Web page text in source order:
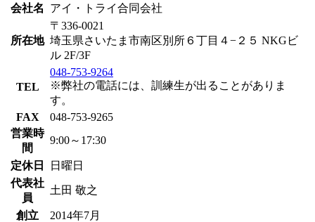
会社名 アイ・トライ合同会社
所在地
〒336-0021
埼玉県さいたま市南区別所６丁目４−２５ NKGビ
ル 2F/3F
TEL
048-753-9264
※弊社の電話には、訓練生が出ることがありま
す。
FAX
048-753-9265
営業時
間
9:00～17:30
定休日
日曜日
代表社
員
土田 敬之
創立
2014年7月